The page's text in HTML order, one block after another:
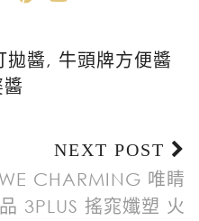
拋醬, 牛頭牌方便醬
NEXT POST
WE CHARMING 唯睛
品 3PLUS 搖窕孅塑 火